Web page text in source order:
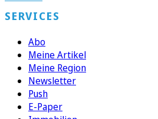
SERVICES
Abo
Meine Artikel
Meine Region
Newsletter
Push
E-Paper